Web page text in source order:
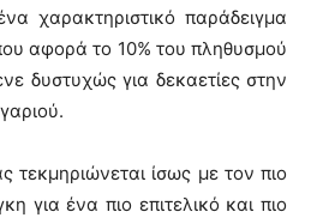
χαρακτηριστικό παράδειγμα
αφορά το 10% του πληθυσμού
δυστυχώς για δεκαετίες στην
τεκμηριώνεται ίσως με τον πιο
για ένα πιο επιτελικό και πιο